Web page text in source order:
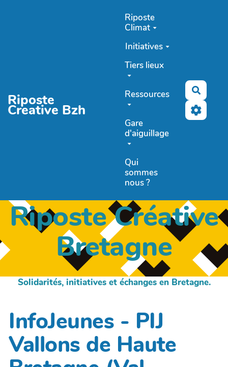
Riposte
Creative Bzh
Riposte
Climat
Initiatives
Tiers lieux
Ressources
Gare
d'aiguillage
Qui
sommes
nous ?
Riposte Créative
Bretagne
Solidarités, initiatives et échanges en Bretagne.
InfoJeunes - PIJ
Vallons de Haute